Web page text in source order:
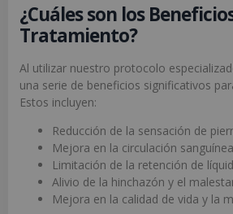
¿Cuáles son los
Tratamiento?
Al utilizar nuestro protocolo
una serie de beneficios significativos
Estos incluyen:
Reducción de la sensación de
Mejora en la circulación
Limitación de la retención de
Alivio de la hinchazón y el
Mejora en la calidad de vida y la